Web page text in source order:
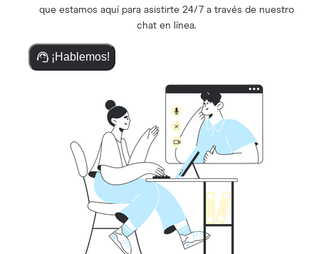
que estamos aquí para asistirte 24/7 a través de nuestro
chat en línea.
¡Hablemos!